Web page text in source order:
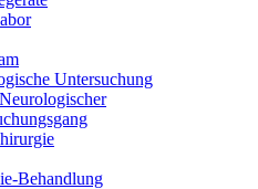
Untersuchung
Behandlung